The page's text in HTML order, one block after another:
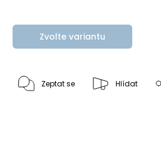
Zvolte variantu
Zeptat se Hlídat